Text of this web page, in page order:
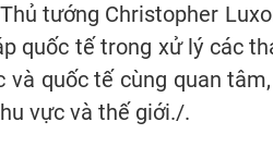
tướng Christopher
quốc tế trong xử lý các
quốc tế cùng quan
vực và thế giới./.